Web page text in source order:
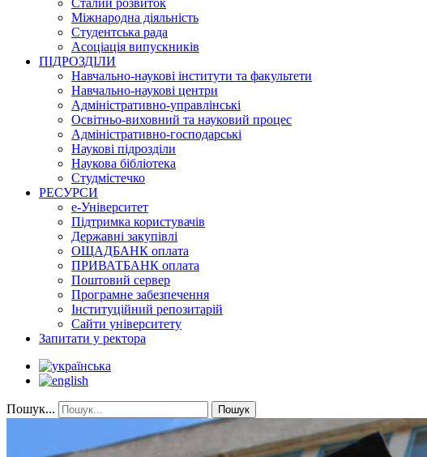
Сталий розвиток
Міжнародна діяльність
Студентська рада
Асоціація випускників
ПІДРОЗДІЛИ
Навчально-наукові інститути та факультети
Навчально-наукові центри
Адміністративно-управлінські
Освітньо-виховний та науковий процес
Адміністративно-господарські
Наукові підрозділи
Наукова бібліотека
Студмістечко
РЕСУРСИ
е-Університет
Підтримка користувачів
Державні закупівлі
ОЩАДБАНК оплата
ПРИВАТБАНК оплата
Поштовий сервер
Програмне забезпечення
Інституційний репозитарій
Сайти університету
Запитати у ректора
Пошук... Пошук